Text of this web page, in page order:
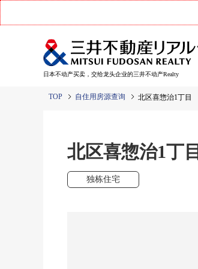
日本不动产买卖，交给龙头企业的三井不动产Realty
TOP 自住用房源查询 北区喜惣治1丁目
北区喜惣治1丁目
独栋住宅